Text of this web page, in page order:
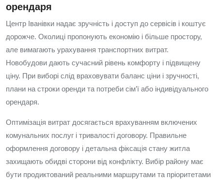
орендаря
Центр Іванівки надає зручність і доступ до сервісів і коштує
дорожче. Околиці пропонують економію і більше простору,
але вимагають урахування транспортних витрат.
Новобудови дають сучасний рівень комфорту і підвищену
ціну. При виборі слід враховувати баланс ціни і зручності,
плани на строки оренди та потреби сім’ї або індивідуального
орендаря.
Оптимізація витрат досягається врахуванням включених
комунальних послуг і тривалості договору. Правильне
оформлення договору і детальна фіксація стану житла
захищають обидві сторони від конфлікту. Вибір району має
бути продиктований реальними маршрутами та пріоритетами